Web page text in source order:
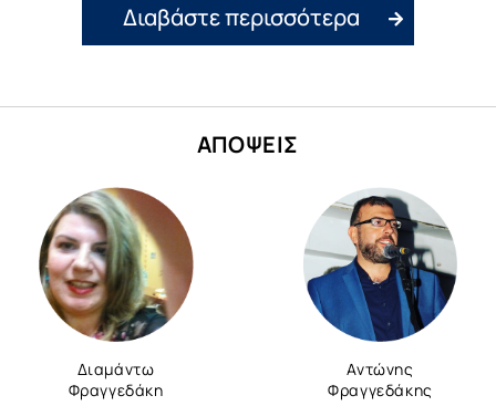
Διαβάστε περισσότερα
ΑΠΟΨΕΙΣ
Διαμάντω
Φραγγεδάκη
Αντώνης
Φραγγεδάκης